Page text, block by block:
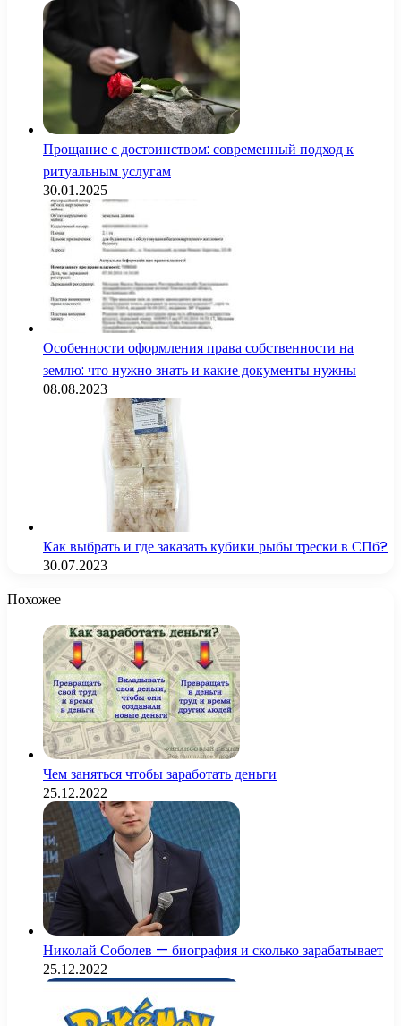
Прощание с достоинством: современный подход к
ритуальным услугам
30.01.2025
Особенности оформления права собственности на
землю: что нужно знать и какие документы нужны
08.08.2023
Как выбрать и где заказать кубики рыбы трески в СПб?
30.07.2023
Похожее
Чем заняться чтобы заработать деньги
25.12.2022
Николай Соболев — биография и сколько зарабатывает
25.12.2022